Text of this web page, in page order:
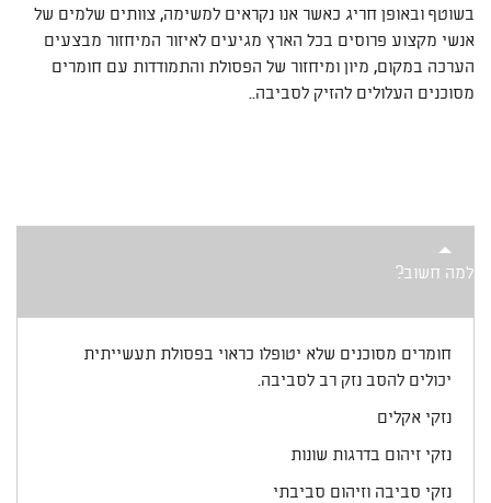
בשוטף ובאופן חריג כאשר אנו נקראים למשימה, צוותים שלמים של
אנשי מקצוע פרוסים בכל הארץ מגיעים לאיזור המיחזור מבצעים
הערכה במקום, מיון ומיחזור של הפסולת והתמודדות עם חומרים
מסוכנים העלולים להזיק לסביבה..
למה חשוב?
חומרים מסוכנים שלא יטופלו כראוי בפסולת תעשייתית
יכולים להסב נזק רב לסביבה.
נזקי אקלים
נזקי זיהום בדרגות שונות
נזקי סביבה וזיהום סביבתי